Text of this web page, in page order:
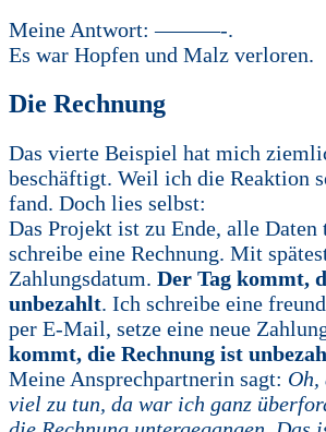
Meine Antwort: ———-.
Es war Hopfen und Malz verloren.
Die Rechnung
Das vierte Beispiel hat mich
beschäftigt. Weil ich die Reaktion
fand. Doch lies selbst:
Das Projekt ist zu Ende, alle
schreibe eine Rechnung. Mit
Zahlungsdatum. Der Tag kommt,
unbezahlt. Ich schreibe eine
per E-Mail, setze eine neue
kommt, die Rechnung ist
Meine Ansprechpartnerin sagt: Oh,
viel zu tun, da war ich ganz